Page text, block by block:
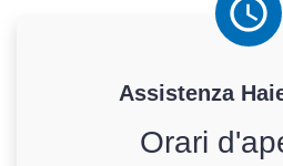
Assistenza
Orari